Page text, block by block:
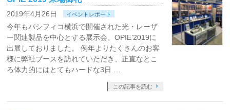
2019年4月26日 イベントレポート
今年もパシフィコ横浜で開催された光・レーザ
ー関連製品を中心とする展示会、OPIE’2019に
出展しておりました。 例年よりたくさんのお客
様に弊社ブースを訪れていただき、正直なとこ
ろ体力的にはとてもハードな3日 …
この記事を読む